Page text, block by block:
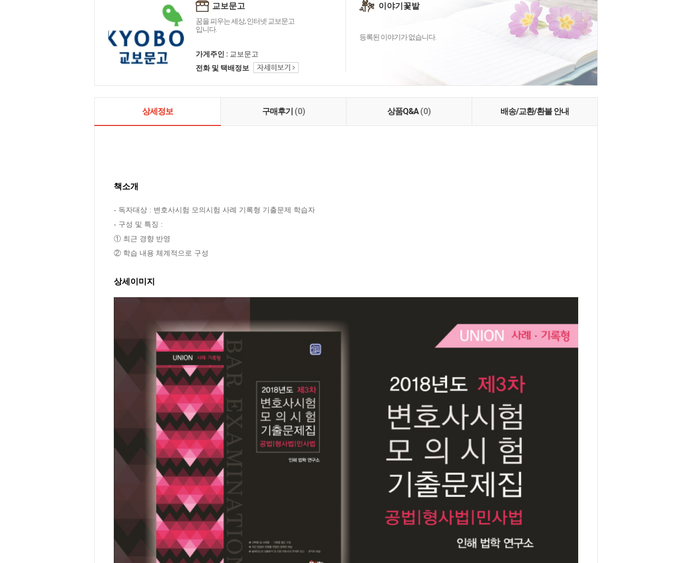
교보문고
꿈을 피우는 세상, 인터넷 교보문고
입니다.
가게주인 : 교보문고
전화 및 택배정보
이야기꽃밭
등록된 이야기가 없습니다.
상세정보 구매후기 (0) 상품Q&A(0) 배송/교환/환불 안내
책소개
- 독자대상 : 변호사시험 모의시험 사례 기록형 기출문제 학습자
- 구성 및 특징 :
① 최근 경향 반영
② 학습 내용 체계적으로 구성
상세이미지